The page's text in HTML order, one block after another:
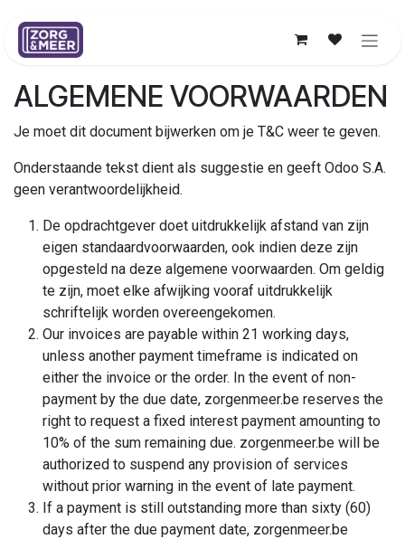
ALGEMENE VOORWAARDEN
Je moet dit document bijwerken om je T&C weer te geven.
Onderstaande tekst dient als suggestie en geeft Odoo S.A.
geen verantwoordelijkheid.
De opdrachtgever doet uitdrukkelijk afstand van zijn
eigen standaardvoorwaarden, ook indien deze zijn
opgesteld na deze algemene voorwaarden. Om geldig
te zijn, moet elke afwijking vooraf uitdrukkelijk
schriftelijk worden overeengekomen.
Our invoices are payable within 21 working days,
unless another payment timeframe is indicated on
either the invoice or the order. In the event of non-
payment by the due date, zorgenmeer.be reserves the
right to request a fixed interest payment amounting to
10% of the sum remaining due. zorgenmeer.be will be
authorized to suspend any provision of services
without prior warning in the event of late payment.
If a payment is still outstanding more than sixty (60)
days after the due payment date, zorgenmeer.be